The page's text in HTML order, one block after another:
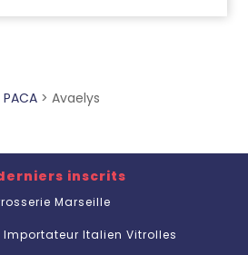
> Avaelys
inscrits
Marseille
Importateur Italien Vitrolles